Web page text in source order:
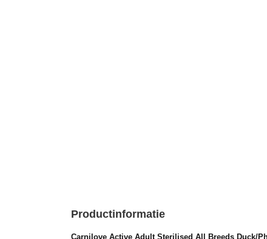
Productinformatie
Carnilove Active Adult Sterilised All Breeds Duck/